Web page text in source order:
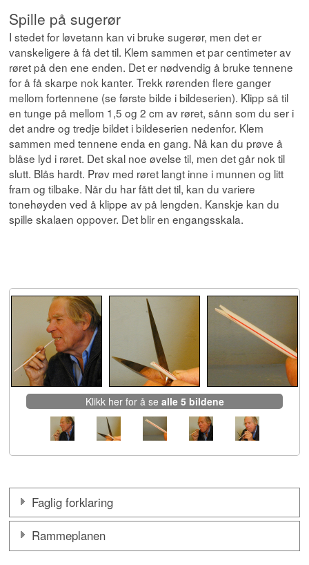
Spille på sugerør
I stedet for løvetann kan vi bruke sugerør, men det er
vanskeligere å få det til. Klem sammen et par centimeter av
røret på den ene enden. Det er nødvendig å bruke tennene
for å få skarpe nok kanter. Trekk rørenden flere ganger
mellom fortennene (se første bilde i bildeserien). Klipp så til
en tunge på mellom 1,5 og 2 cm av røret, sånn som du ser i
det andre og tredje bildet i bildeserien nedenfor. Klem
sammen med tennene enda en gang. Nå kan du prøve å
blåse lyd i røret. Det skal noe øvelse til, men det går nok til
slutt. Blås hardt. Prøv med røret langt inne i munnen og litt
fram og tilbake. Når du har fått det til, kan du variere
tonehøyden ved å klippe av på lengden. Kanskje kan du
spille skalaen oppover. Det blir en engangsskala.
Klikk her for å se alle 5 bildene
Faglig forklaring
Rammeplanen